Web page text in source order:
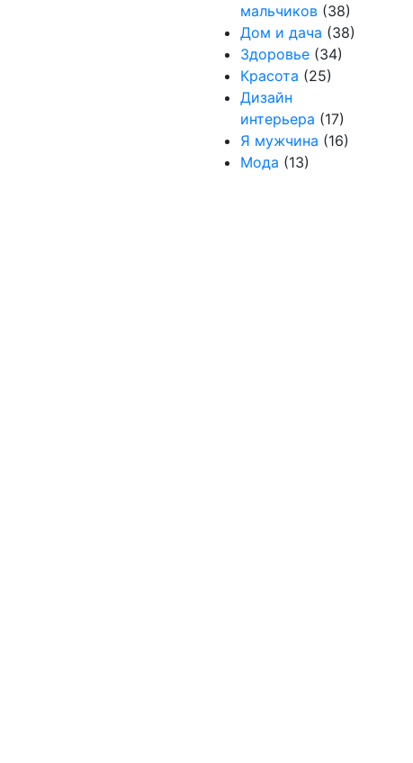
мальчиков(38)
Дом и дача (38)
Здоровье(34)
Красота (25)
Дизайн
интерьера (17)
Я мужчина (16)
Мода (13)